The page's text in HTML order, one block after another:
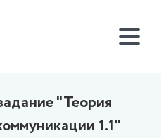
"Теория
1.1"